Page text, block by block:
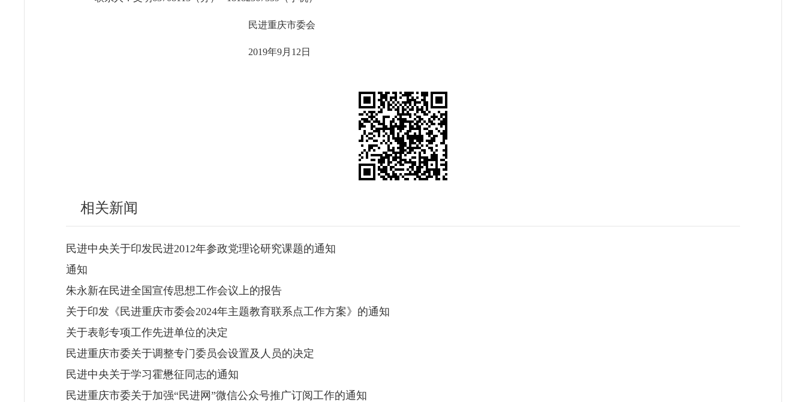
民进重庆市委会
2019年9月12日
相关新闻
民进中央关于印发民进2012年参政党理论研究课题的通知
通知
朱永新在民进全国宣传思想工作会议上的报告
关于印发《民进重庆市委会2024年主题教育联系点工作方案》的通知
关于表彰专项工作先进单位的决定
民进重庆市委关于调整专门委员会设置及人员的决定
民进中央关于学习霍懋征同志的通知
民进重庆市委关于加强“民进网”微信公众号推广订阅工作的通知